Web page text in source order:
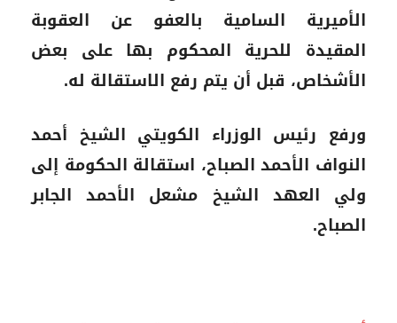
الأميرية السامية بالعفو عن العقوبة
المقيدة للحرية المحكوم بها على بعض
الأشخاص، قبل أن يتم رفع الاستقالة له.
ورفع رئيس الوزراء الكويتي الشيخ أحمد
النواف الأحمد الصباح، استقالة الحكومة إلى
ولي العهد الشيخ مشعل الأحمد الجابر
الصباح.